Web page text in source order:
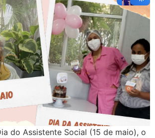
do Assistente Social (15 de maio), o